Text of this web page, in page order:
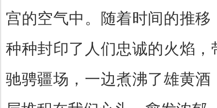
宫的空气中。随着时间的推
种种封印了人们忠诚的火焰
驰骋疆场，一边煮沸了雄黄